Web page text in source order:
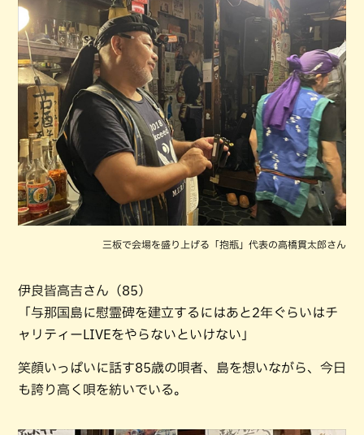
三板で会場を盛り上げる「抱瓶」代表の高橋貫太郎さん
伊良皆高吉さん（85）
「与那国島に慰霊碑を建立するにはあと2年ぐらいはチ
ャリティーLIVEをやらないといけない」
笑顔いっぱいに話す85歳の唄者、島を想いながら、今日
も誇り高く唄を紡いでいる。